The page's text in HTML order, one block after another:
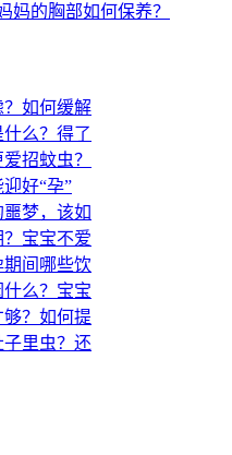
的胸部如何保养？
如何缓解
么？得了
招蚊虫？
好“孕”
梦，该如
宝宝不爱
间哪些饮
么？宝宝
？如何提
里虫？还